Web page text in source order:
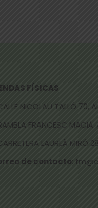
FÍSICAS
NICOLAU TALLÓ 70,
FRANCESC MACIÀ
LAUREÀ MIRÓ
de contacto: